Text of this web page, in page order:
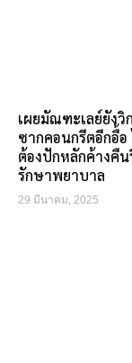
เผยมัณฑะเลย์ยัง
ซากคอนกรีตอีกอื้
ต้องปักหลักค้างคื
รักษาพยาบาล
29 มีนาคม, 2025